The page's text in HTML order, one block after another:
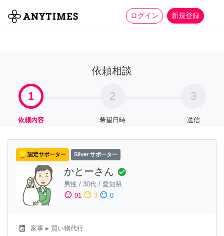
ログイン 新規登録
全て 家事 more_horiz
依頼相談
1
依頼内容
2
希望日時
3
送信
認定サポーター Silver サポーター
かとーさん check_circle
男性 / 30代 / 愛知県
sentiment_satisfied 91 sentiment_neutral 3 sentiment_dissatisfied 0
local_laundry_service 家事 ▸ 買い物代行